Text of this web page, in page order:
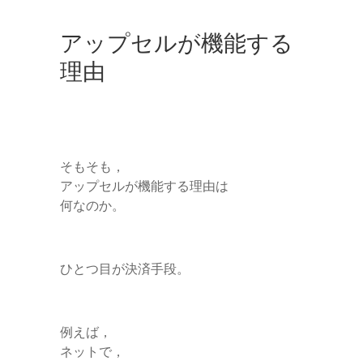
アップセルが機能する
理由
そもそも，
アップセルが機能する理由は
何なのか。
ひとつ目が決済手段。
例えば，
ネットで，